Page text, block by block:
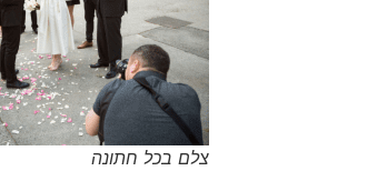
צלם בכל חתונה